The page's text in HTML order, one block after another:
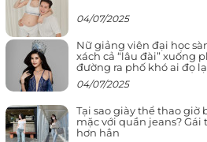
04/07/2025
Nữ giảng viên đại học
xách cả “lâu đài” xuống
đường ra phố khó ai đọ
04/07/2025
Tại sao giày thể thao giờ
mặc với quần jeans?
hơn hẳn